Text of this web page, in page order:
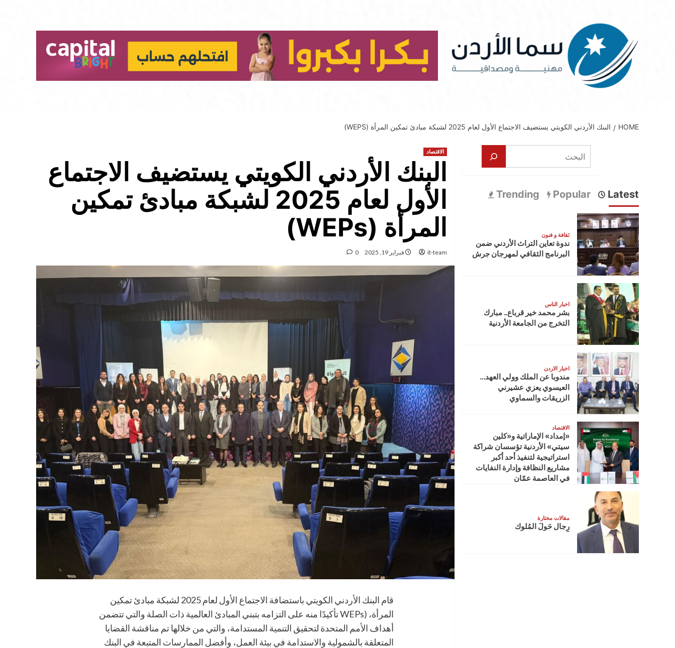
HOME البنك الأردني الكويتي يستضيف الاجتماع الأول لعام 2025 لشبكة مبادئ تمكين المرأة (WEPS)
الاقتصاد
البنك الأردني الكويتي يستضيف الاجتماع
الأول لعام 2025 لشبكة مبادئ تمكين
المرأة (WEPs)
it-team فبراير 19, 2025 0
قام البنك الأردني الكويتي باستضافة الاجتماع الأول لعام 2025 لشبكة مبادئ تمكين
المرأة، (WEPs تأكيدًا منه على التزامه بتبني المبادئ العالمية ذات الصلة والتي تتضمن
أهداف الأمم المتحدة لتحقيق التنمية المستدامة، والتي من خلالها تم مناقشة القضايا
المتعلقة بالشمولية والاستدامة في بيئة العمل، وأفضل الممارسات المتبعة في البنك
البحث
Latest
Popular
Trending
ثقافة و فنون
ندوة تعاين التراث الأردني ضمن
البرنامج الثقافي لمهرجان جرش
اخبار الناس
بشر محمد خير قرباع.. مبارك
التخرج من الجامعة الأردنية
اخبار الاردن
مندوبا عن الملك وولي العهد…
العيسوي يعزي عشيرني
الزريقات والسماوي
الاقتصاد
«إمداد» الإماراتية و«كلين
سيتي» الأردنية تؤسسان شراكة
استراتيجية لتنفيذ أحد أكبر
مشاريع النظافة وإدارة النفايات
في العاصمة عمّان
مقالات مختارة
رِجال حَولَ المُلوك